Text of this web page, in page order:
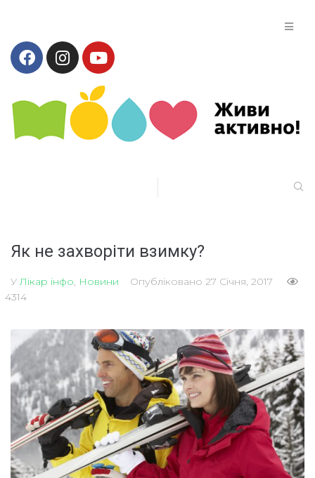
Як не захворіти взимку?
У Лікар інфо Новини Опубліковано 27 Січня, 2017
4314